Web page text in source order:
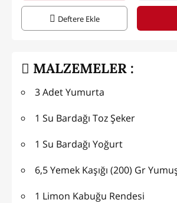
Deftere Ekle
MALZEMELER :
3 Adet Yumurta
1 Su Bardağı Toz Şeker
1 Su Bardağı Yoğurt
6,5 Yemek Kaşığı (200) Gr
1 Limon Kabuğu Rendesi